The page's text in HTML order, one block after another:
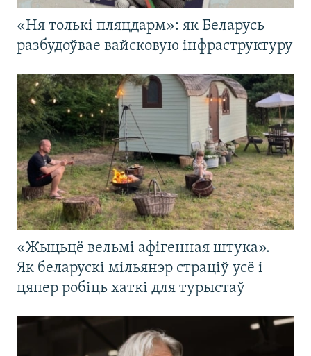
«Ня толькі пляцдарм»: як Беларусь
разбудоўвае вайсковую інфраструктуру
«Жыцьцё вельмі афігенная штука».
Як беларускі мільянэр страціў усё і
цяпер робіць хаткі для турыстаў